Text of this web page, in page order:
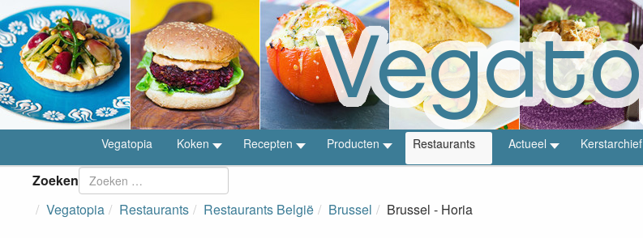
Vegatopia Koken Recepten Producten Restaurants Actueel Kerstarchief
Zoeken
Vegatopia
Restaurants Restaurants België Brussel Brussel - Horia